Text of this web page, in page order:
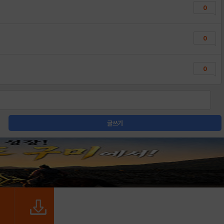
0
0
0
글쓰기